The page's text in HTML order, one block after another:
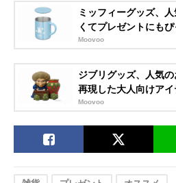
ミッフィーグッズ、
くてプレゼントにもぴ
Moovoo
ジブリグッズ、人気
再現した大人向けアイ
Moovoo